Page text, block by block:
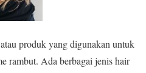
produk yang digunakan untuk
rambut. Ada berbagai jenis hair